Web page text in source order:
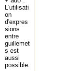
L'utilisati
on
d'expres
sions
entre
guillemet
s est
aussi
possible.